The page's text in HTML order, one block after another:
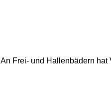
An Frei- und Hallenbädern